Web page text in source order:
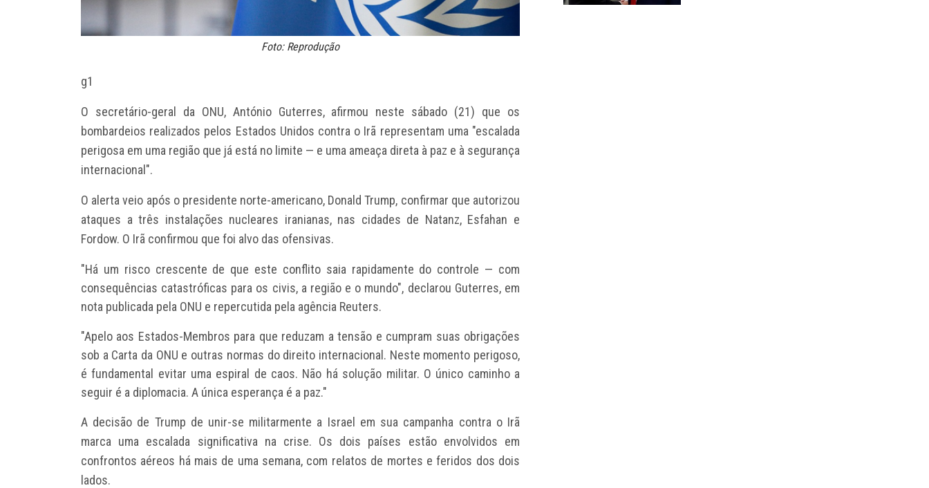
Foto: Reprodução
g1
O secretário-geral da ONU, António Guterres, afirmou neste sábado (21) que os
bombardeios realizados pelos Estados Unidos contra o Irã representam uma "escalada
perigosa em uma região que já está no limite — e uma ameaça direta à paz e à segurança
internacional".
O alerta veio após o presidente norte-americano, Donald Trump, confirmar que autorizou
ataques a três instalações nucleares iranianas, nas cidades de Natanz, Esfahan e
Fordow. O Irã confirmou que foi alvo das ofensivas.
"Há um risco crescente de que este conflito saia rapidamente do controle — com
consequências catastróficas para os civis, a região e o mundo", declarou Guterres, em
nota publicada pela ONU e repercutida pela agência Reuters.
"Apelo aos Estados-Membros para que reduzam a tensão e cumpram suas obrigações
sob a Carta da ONU e outras normas do direito internacional. Neste momento perigoso,
é fundamental evitar uma espiral de caos. Não há solução militar. O único caminho a
seguir é a diplomacia. A única esperança é a paz."
A decisão de Trump de unir-se militarmente a Israel em sua campanha contra o Irã
marca uma escalada significativa na crise. Os dois países estão envolvidos em
confrontos aéreos há mais de uma semana, com relatos de mortes e feridos dos dois
lados.